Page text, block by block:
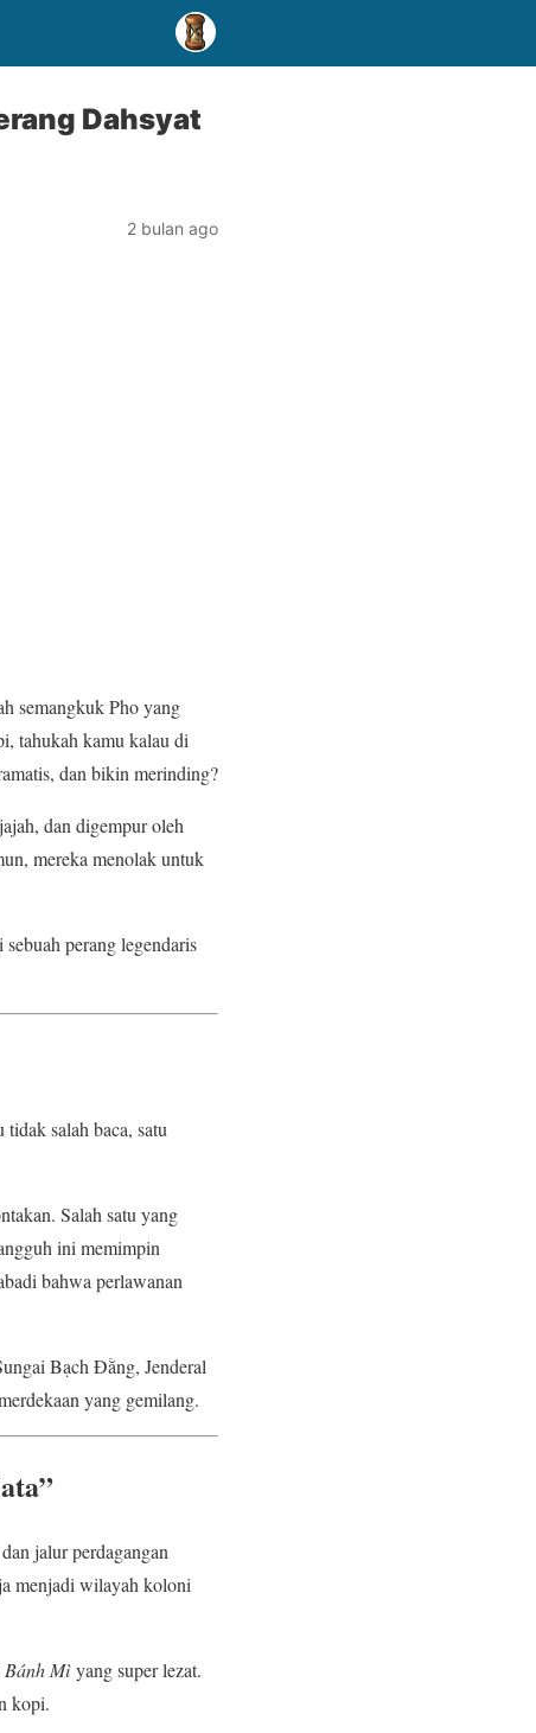
Dahsyat
2 bulan ago
semangkuk Pho yang
tahukah kamu kalau di
dan bikin merinding?
dan digempur oleh
mereka menolak untuk
perang legendaris
salah baca, satu
Salah satu yang
ini memimpin
bahwa perlawanan
Bạch Đằng, Jenderal
yang gemilang.
jalur perdagangan
menjadi wilayah koloni
Bánh Mìyang super lezat.
kopi.